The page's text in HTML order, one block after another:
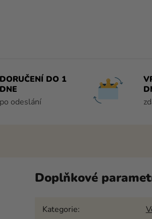
DORUČENÍ DO 1
DNE
po odeslání
Doplňkové
Kategorie: